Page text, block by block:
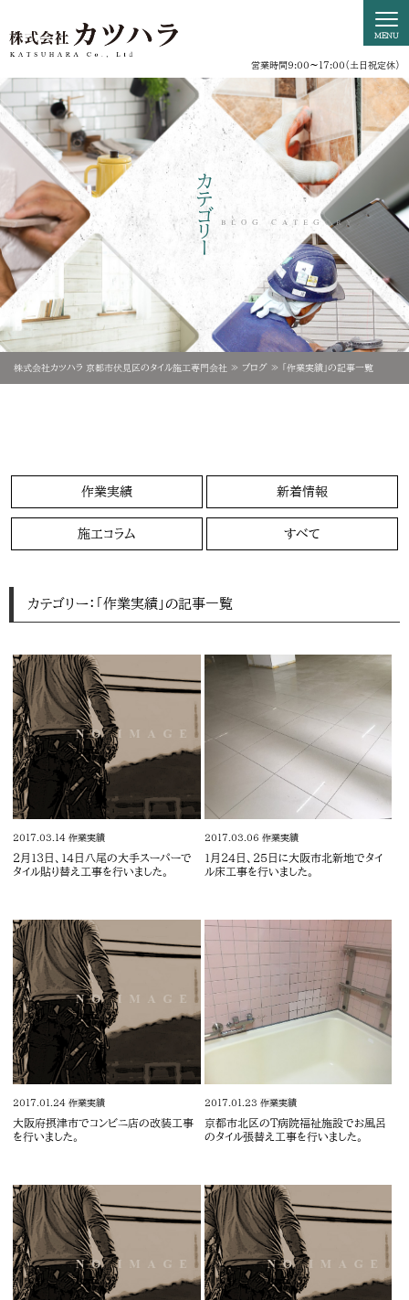
営業時間9:00〜17:00（土日祝定休）
カテゴリー BLOG CATEGORY
株式会社カツハラ 京都市伏見区のタイル施工専門会社 ブログ 「作業実績」の記事一覧
作業実績 新着情報
施工コラム すべて
カテゴリー：「作業実績」の記事一覧
2017.03.14作業実績
2月13日、14日八尾の大手スーパーで
タイル貼り替え工事を行いました。
2017.03.06 作業実績
1月24日、25日に大阪市北新地でタイ
ル床工事を行いました。
2017.01.24作業実績
大阪府摂津市でコンビニ店の改装工事
を行いました。
2017.01.23 作業実績
京都市北区のＴ病院福祉施設でお風呂
のタイル張替え工事を行いました。